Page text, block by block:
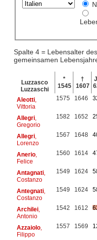
Spalte 4 = Lebensalter
gemeinsamen
Luzzasco
Luzzaschi
*
1545
†
1607
Aleotti,
Vittoria
1575 1646
Allegri,
Gregorio
1582 1652
Allegri,
Lorenzo
1567 1648
Anerio,
Felice
1560 1614
Antagnati,
Costanzo
1549 1624
Antegnati,
Costanzo
1549 1624
Archilei,
Antonio
1542 1612
Azzaiolo,
Filippo
1557 1569